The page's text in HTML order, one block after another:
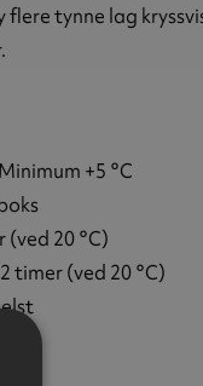
tynne lag
Minimum +5 °C
20 °C)
timer (ved 20 °C)